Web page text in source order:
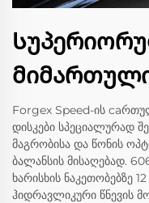
Forgex Speed-ის
დისკები სპეციალურად
მაგრობისა და წონის
ბალანსის მისაღებად.
ხარისხის ნაკეთობებზე
ჰიდრავლიკური წნევის